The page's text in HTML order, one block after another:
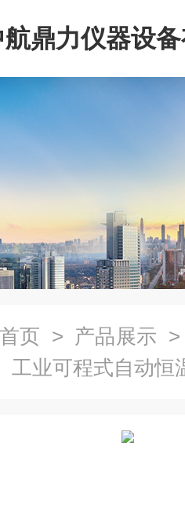
鼎力仪器设
首页 > 产品展示
工业可程式自动恒